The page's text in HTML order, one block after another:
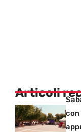
Articoli
con